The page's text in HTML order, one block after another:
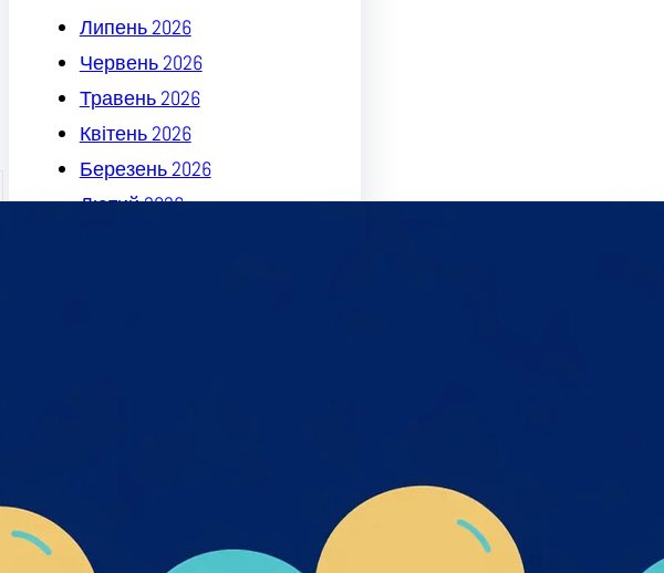
Липень 2026
Червень 2026
Травень 2026
Квітень 2026
Березень 2026
Лютий 2026
Квітень 2025